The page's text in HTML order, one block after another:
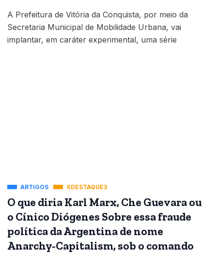
A Prefeitura de Vitória da Conquista, por meio da
Secretaria Municipal de Mobilidade Urbana, vai
implantar, em caráter experimental, uma série
ARTIGOS XDESTAQUE3
O que diria Karl Marx, Che Guevara ou
o Cínico Diógenes Sobre essa fraude
política da Argentina de nome
Anarchy-Capitalism, sob o comando